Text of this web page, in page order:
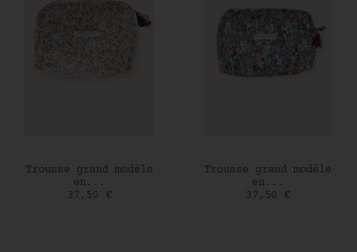
AJOUTER AU PANIER
Trousse grand modèle
en...
Prix
37,50 €
AJOUTER AU PANIER
Trousse grand modèle
en...
Prix
37,50 €